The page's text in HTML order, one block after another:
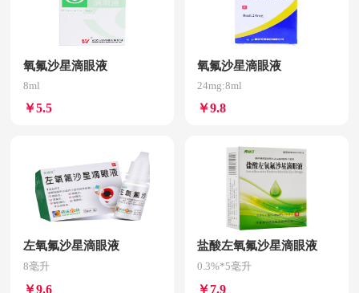
氧氟沙星滴眼液
8ml
￥5.5
氧氟沙星滴眼液
24mg:8ml
￥9.8
左氧氟沙星滴眼液
8毫升
￥9.6
盐酸左氧氟沙星滴眼液
0.3%*5毫升
￥7.9